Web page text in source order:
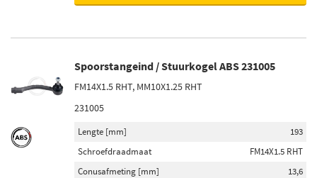
Spoorstangeind / Stuurkogel ABS 231005
FM14X1.5 RHT, MM10X1.25 RHT
231005
Lengte [mm]
193
Schroefdraadmaat
FM14X1.5 RHT
Conusafmeting [mm]
13,6